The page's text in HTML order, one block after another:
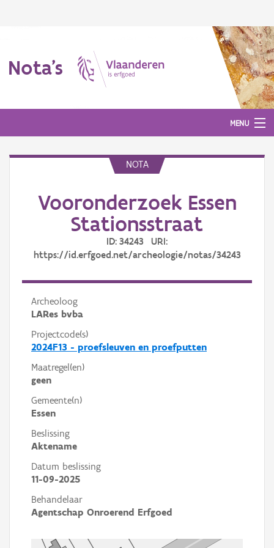
Nota's
MENU
Aanmelden
NOTA
Vooronderzoek Essen
Stationsstraat
ID: 34243 URI:
https://id.erfgoed.net/archeologie/notas/34243
Archeoloog
LARes bvba
Projectcode(s)
2024F13 - proefsleuven en proefputten
Maatregel(en)
geen
Gemeente(n)
Essen
Beslissing
Aktename
Datum beslissing
11-09-2025
Behandelaar
Agentschap Onroerend Erfgoed